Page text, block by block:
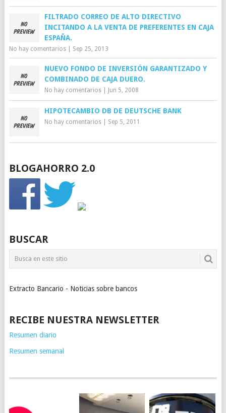
FILTRADO CORREO DE ALTO DIRECTIVO
INCITANDO A LA VENTA DE PREFERENTES EN CAJA
ESPAÑA.
No hay comentarios| Sep 25, 2013
NUEVO FONDO DE INVERSIÓN GARANTIZADO Y
COMBINADO DE CAJA DUERO.
No hay comentarios| Jun 5, 2008
HIPOTECAMBIO DB DE DEUTSCHE BANK
No hay comentarios| Sep 5, 2011
BLOGAHORRO 2.0
BUSCAR
Extracto Bancario - Noticias sobre bancos
RECIBE NUESTRA NEWSLETTER
Resumen diario
Resumen semanal